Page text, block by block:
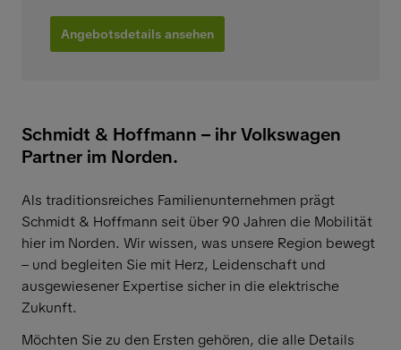
Angebotsdetails ansehen
Schmidt & Hoffmann – ihr Volkswagen
Partner im Norden.
Als traditionsreiches Familienunternehmen prägt
Schmidt & Hoffmann seit über 90 Jahren die Mobilität
hier im Norden. Wir wissen, was unsere Region bewegt
– und begleiten Sie mit Herz, Leidenschaft und
ausgewiesener Expertise sicher in die elektrische
Zukunft.
Möchten Sie zu den Ersten gehören, die alle Details